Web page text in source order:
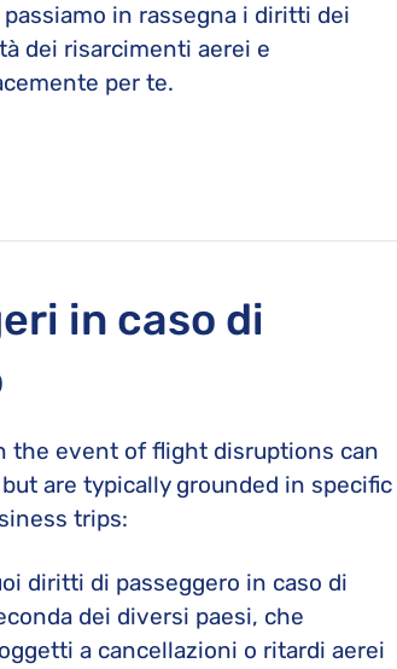
in rassegna i diritti dei
dei risarcimenti aerei e
per te.
in caso di
the event of flight disruptions can
are typically grounded in specific
trips:
diritti di passeggero in caso di
dei diversi paesi, che
a cancellazioni o ritardi aerei